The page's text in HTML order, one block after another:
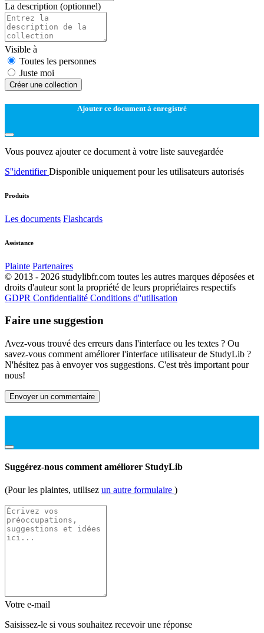
La description (optionnel)
Visible à
Toutes les personnes
Juste moi
Créer une collection
Ajouter ce document à enregistré
Vous pouvez ajouter ce document à votre liste sauvegardée
S''identifierDisponible uniquement pour les utilisateurs autorisés
Produits
Les documents Flashcards
Assistance
Plainte Partenaires
© 2013 - 2026 studylibfr.com toutes les autres marques déposées et
droits d'auteur sont la propriété de leurs propriétaires respectifs
GDPR Confidentialité Conditions d''utilisation
Faire une suggestion
Avez-vous trouvé des erreurs dans l'interface ou les textes ? Ou
savez-vous comment améliorer l'interface utilisateur de StudyLib ?
N'hésitez pas à envoyer vos suggestions. C'est très important pour
nous!
Envoyer un commentaire
Suggérez-nous comment améliorer StudyLib
(Pour les plaintes, utilisez un autre formulaire )
Votre e-mail
Saisissez-le si vous souhaitez recevoir une réponse